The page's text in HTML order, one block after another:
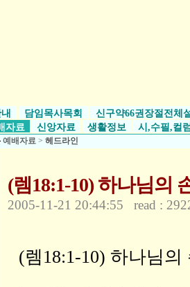
담임목사목회
신구약66권장절전체
자료 신앙자료 생활정보 시,수필,컬
예배자료 > 헤드라인
(렘18:1-10) 하나님의
2005-11-21 20:44:55 read :
(렘18:1-10) 하나님의